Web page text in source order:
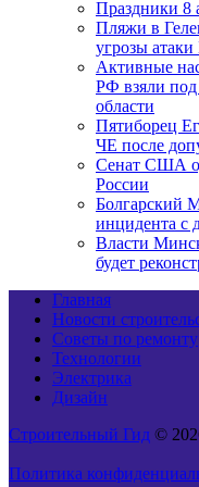
Праздники 8
Пляжи в
угрозы
Активные
РФ взяли под
области
Пятиборец
ЧЕ после
Сенат США
России
Болгарский
инцидента с
Власти
будет
Главная
Новости
Советы по ремонту
Технологии
Электрика
Дизайн
Строительный Гид ©
Политика